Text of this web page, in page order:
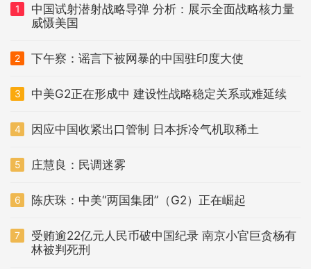
1
中国试射潜射战略导弹 分析：展示全面战略核力量
威慑美国
2 下午察：谣言下被网暴的中国驻印度大使
3 中美G2正在形成中 建设性战略稳定关系或难延续
4 因应中国收紧出口管制 日本拆冷气机取稀土
5 庄慧良：民调迷雾
6 陈庆珠：中美“两国集团”（G2）正在崛起
7
受贿逾22亿元人民币破中国纪录 南京小官巨贪杨有
林被判死刑